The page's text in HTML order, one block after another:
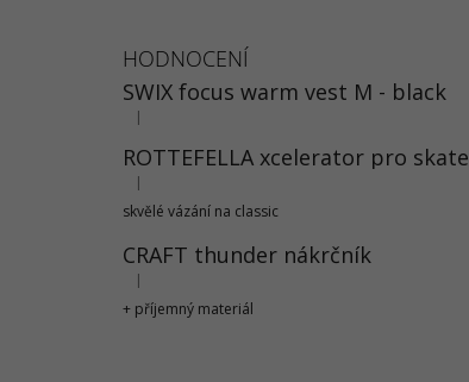
HODNOCENÍ
SWIX focus warm vest M - black
Hodnocení produktu je 5 z 5 hvězdiček.
|
ROTTEFELLA xcelerator pro skate
Hodnocení produktu je 5 z 5 hvězdiček.
|
skvělé vázání na classic
CRAFT thunder nákrčník
Hodnocení produktu je 5 z 5 hvězdiček.
|
+ příjemný materiál